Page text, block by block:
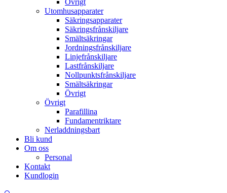
Utomhusapparater
Säkringsapparater
Säkringsfrånskiljare
Smältsäkringar
Jordningsfrånskiljare
Linjefrånskiljare
Lastfrånskiljare
Nollpunktsfrånskiljare
Smältsäkringar
Övrigt
Övrigt
Parafillina
Fundamentriktare
Nerladdningsbart
Bli kund
Om oss
Personal
Kontakt
Kundlogin